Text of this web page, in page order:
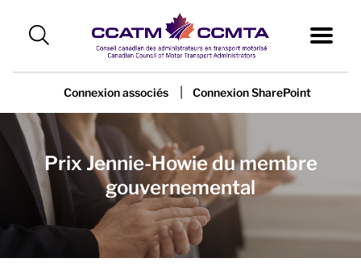
Connexion associés Connexion SharePoint
Prix Jennie-Howie du membre
gouvernemental